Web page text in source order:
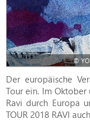
©
Der europäische
Tour ein. Im
Ravi durch Europa
TOUR 2018 RAVI